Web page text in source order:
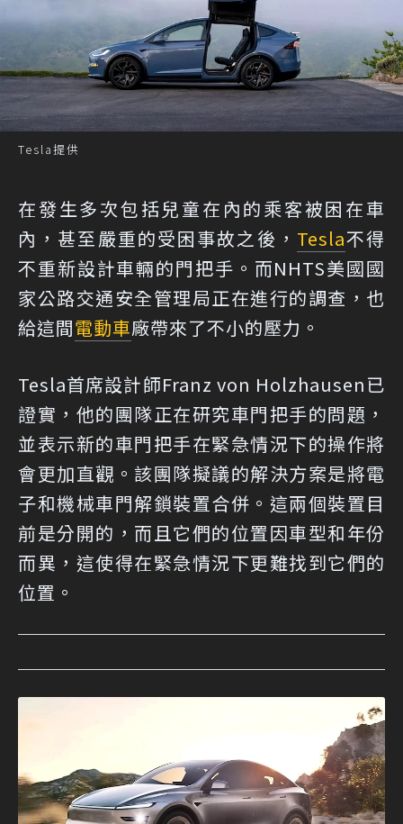
Tesla提供
在發生多次包括兒童在內的乘客被困在車
內，甚至嚴重的受困事故之後， Tesla不得
不重新設計車輛的門把手。而NHTS美國國
家公路交通安全管理局正在進行的調查，也
給這間電動車廠帶來了不小的壓力。
Tesla首席設計師Franz von Holzhausen已
證實，他的團隊正在研究車門把手的問題，
並表示新的車門把手在緊急情況下的操作將
會更加直觀。該團隊擬議的解決方案是將電
子和機械車門解鎖裝置合併。這兩個裝置目
前是分開的，而且它們的位置因車型和年份
而異，這使得在緊急情況下更難找到它們的
位置。